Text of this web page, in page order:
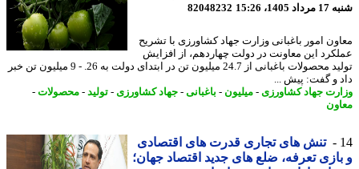
15:26
82048232
امور باغبانی وزارت جهاد کشاورزی با تشریح
این معاونت در دولت چهاردهم، از افزایش
تولید محصولات باغبانی از 24.7 میلیون تن در ابتدای دولت به 26. - 9 میلیون تن خبر
و گفت: پیش ...
جهاد کشاورزی- میلیون-باغبانی-جهاد کشاورزی- تولید-محصولات-
تنش های تجاری قدرت های اقتصادی
تعرفه، ضلع های جدید اقتصاد جهان؛